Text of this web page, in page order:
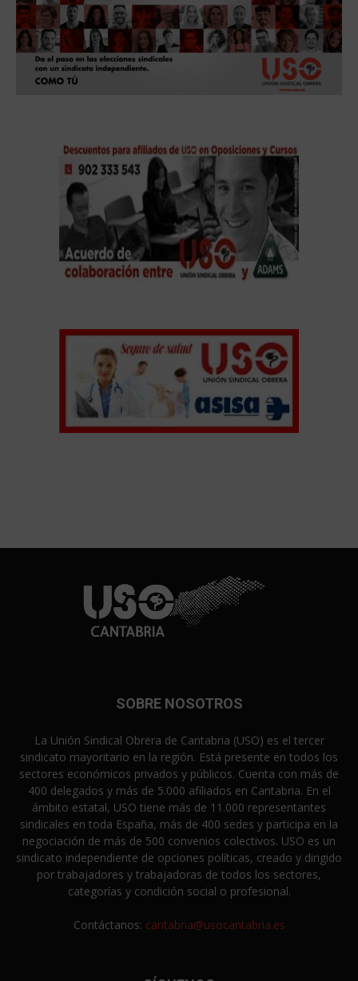
SOBRE NOSOTROS
La Unión Sindical Obrera de Cantabria (USO) es el tercer
sindicato mayoritario en la región. Está presente en todos los
sectores económicos privados y públicos. Cuenta con más de
400 delegados y más de 5.000 afiliados en Cantabria. En el
ámbito estatal, USO tiene más de 11.000 representantes
sindicales en toda España, más de 400 sedes y participa en la
negociación de más de 500 convenios colectivos. USO es un
sindicato independiente de opciones políticas, creado y dirigido
por trabajadores y trabajadoras de todos los sectores,
categorías y condición social o profesional.
Contáctanos: cantabria@usocantabria.es